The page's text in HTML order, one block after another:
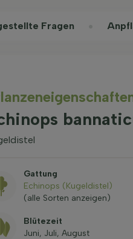
Fragen
Gattung
Echinops (Kugeldistel)
(alle Sorten anzeigen)
Blütezeit
Juni, Juli, August